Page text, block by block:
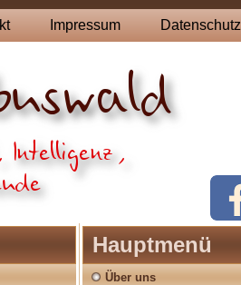
Impressum Datenschutz
Hauptmenü
Über uns